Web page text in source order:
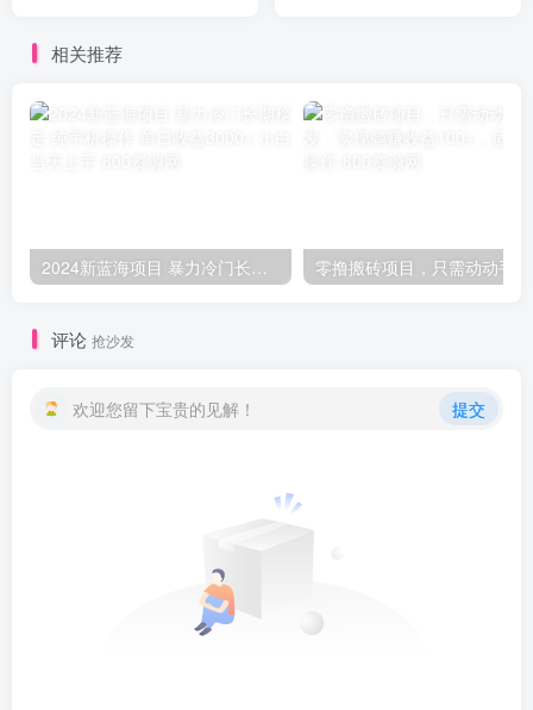
相关推荐
2024新蓝海项目 暴力冷门长期稳定 纯手机操作 单日收益3000+ 小白当天上手
评论 抢沙发
欢迎您留下宝贵的见解！ 提交